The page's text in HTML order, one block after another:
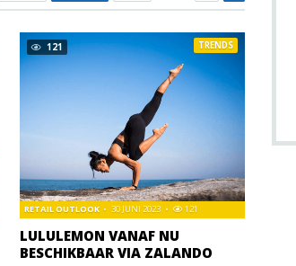
121
LULULEMON VANAF NU
BESCHIKBAAR VIA ZALANDO
RETAIL OUTLOOK 30 JUNI 2023 121
TRENDS